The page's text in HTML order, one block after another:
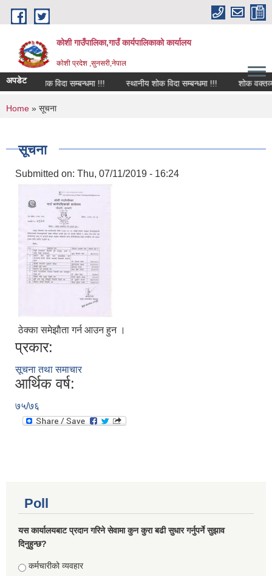
Skip to main content
कोशी गाउँपालिका,गाउँ कार्यपालिकाको कार्यालय
काेशी प्रदेश ,सुनसरी,नेपाल
अपडेट शोक विदा सम्बन्धमा !!! स्थानीय शोक विदा सम्बन्धमा !!! शोक वक्तव्य
You are here
Home » सूचना
सूचना
Submitted on: Thu, 07/11/2019 - 16:24
ठेक्का समेझाैता गर्न आउन हुन ।
प्रकार:
सूचना तथा समाचार
आर्थिक वर्ष:
७५/७६
Poll
यस कार्यालयबाट प्रदान गरिने सेवामा कुन कुरा बढी सुधार गर्नुपर्ने सुझाव
दिनुहुन्छ?
Choices
कर्मचारीको व्यवहार